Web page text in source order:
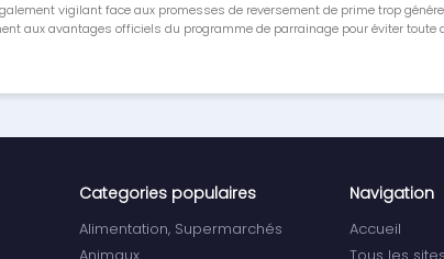
vigilant face aux promesses de reversement de prime trop
aux avantages officiels du programme de parrainage pour éviter toute
Categories populaires
Alimentation, Supermarchés
Navigation
Accueil